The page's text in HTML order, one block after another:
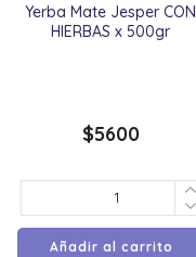
Yerba Mate Jesper CON
HIERBAS x 500gr
$5600
Añadir al carrito